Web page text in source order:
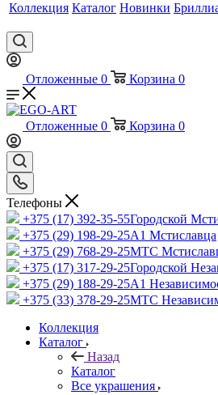
Коллекция Каталог Новинки
Отложенные 0 Корзина 0
Отложенные 0 Корзина 0
Телефоны
+375 (17) 392-35-55Городской
+375 (29) 198-29-25A1 Мстиславца
+375 (29) 768-29-25МТС
+375 (17) 317-29-25Городской
+375 (29) 188-29-25A1
+375 (33) 378-29-25МТС
Коллекция
Каталог
Назад
Каталог
Все украшения